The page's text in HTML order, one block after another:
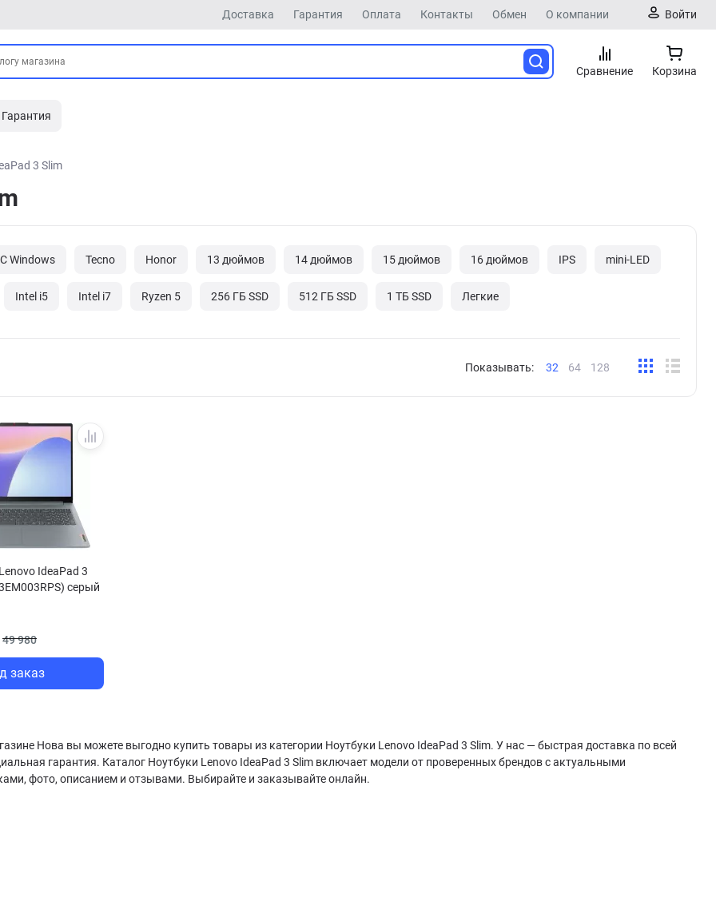
Доставка Гарантия Оплата Контакты Обмен О компании Войти
Сравнение Корзина
Гарантия
3 Slim
Windows Tecno Honor 13 дюймов 14 дюймов 15 дюймов 16 дюймов IPS mini-LED
Intel i5 Intel i7 Ryzen 5 256 ГБ SSD 512 ГБ SSD 1 ТБ SSD Легкие
Показывать: 32 64 128
IdeaPad 3
серый
49 980
заказ
Нова вы можете выгодно купить товары из категории Ноутбуки Lenovo IdeaPad 3 Slim. У нас — быстрая доставка по всей
гарантия. Каталог Ноутбуки Lenovo IdeaPad 3 Slim включает модели от проверенных брендов с актуальными
фото, описанием и отзывами. Выбирайте и заказывайте онлайн.